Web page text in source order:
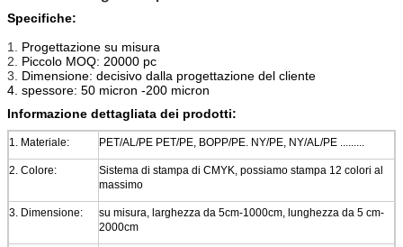
Specifiche:
1. Progettazione su misura
2. Piccolo MOQ: 20000 pc
3. Dimensione: decisivo dalla progettazione del cliente
4. spessore: 50 micron -200 micron
Informazione dettagliata dei prodotti:
1. Materiale: PET/AL/PE PET/PE, BOPP/PE. NY/PE, NY/AL/PE .........
2. Colore:
Sistema di stampa di CMYK, possiamo stampa 12 colori al
massimo
3. Dimensione:
su misura, larghezza da 5cm-1000cm, lunghezza da 5 cm-
2000cm